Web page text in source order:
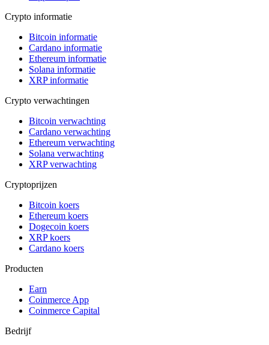
Crypto informatie
Bitcoin informatie
Cardano informatie
Ethereum informatie
Solana informatie
XRP informatie
Crypto verwachtingen
Bitcoin verwachting
Cardano verwachting
Ethereum verwachting
Solana verwachting
XRP verwachting
Cryptoprijzen
Bitcoin koers
Ethereum koers
Dogecoin koers
XRP koers
Cardano koers
Producten
Earn
Coinmerce App
Coinmerce Capital
Bedrijf